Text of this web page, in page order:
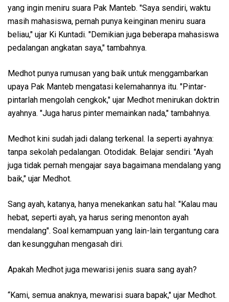
yang ingin meniru suara Pak Manteb. "Saya sendiri, waktu
masih mahasiswa, pernah punya keinginan meniru suara
beliau," ujar Ki Kuntadi. "Demikian juga beberapa mahasiswa
pedalangan angkatan saya," tambahnya.
Medhot punya rumusan yang baik untuk menggambarkan
upaya Pak Manteb mengatasi kelemahannya itu. "Pintar-
pintarlah mengolah cengkok," ujar Medhot menirukan doktrin
ayahnya. "Juga harus pinter memainkan nada," tambahnya.
Medhot kini sudah jadi dalang terkenal. Ia seperti ayahnya:
tanpa sekolah pedalangan. Otodidak. Belajar sendiri. "Ayah
juga tidak pernah mengajar saya bagaimana mendalang yang
baik," ujar Medhot.
Sang ayah, katanya, hanya menekankan satu hal: "Kalau mau
hebat, seperti ayah, ya harus sering menonton ayah
mendalang". Soal kemampuan yang lain-lain tergantung cara
dan kesungguhan mengasah diri.
Apakah Medhot juga mewarisi jenis suara sang ayah?
“Kami, semua anaknya, mewarisi suara bapak," ujar Medhot.